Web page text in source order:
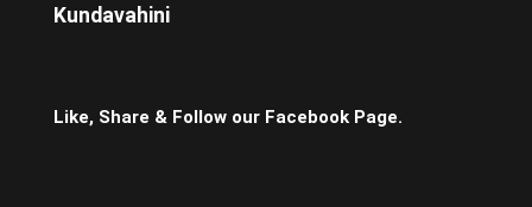
Kundavahini
Like, Share & Follow our Facebook Page.